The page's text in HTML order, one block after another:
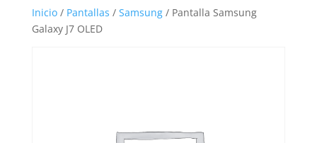
Inicio/ Pantallas / Samsung/ Pantalla Samsung
Galaxy J7 OLED